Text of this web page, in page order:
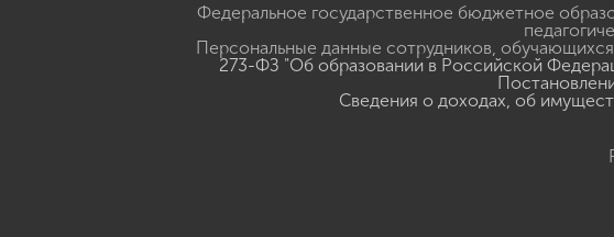
Федеральное государственное бюджетное
Персональные данные сотрудников,
273-ФЗ "Об образовании в Российской
Сведения о доходах, об